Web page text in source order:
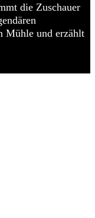
die Zuschauer
Mühle und erzählt